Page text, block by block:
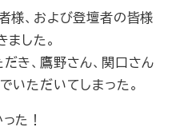
様、および登壇者の皆様
した。
き、鷹野さん、関口さん
いただいてしまった。
た！